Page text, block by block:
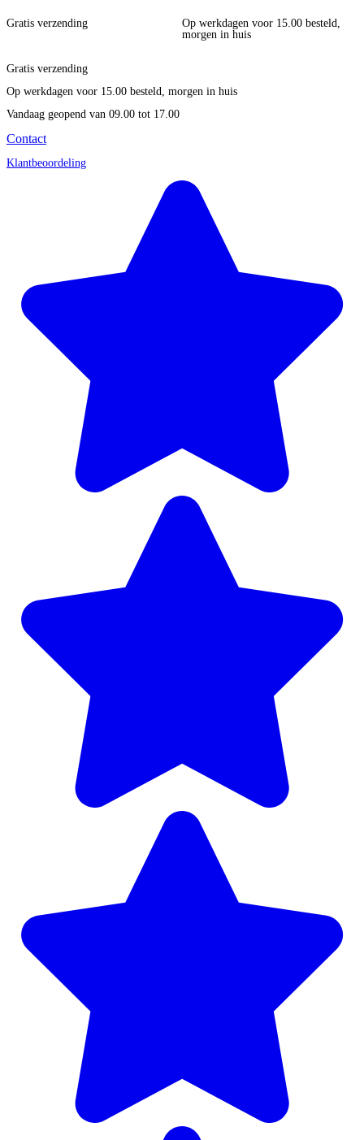
Gratis verzending
Op werkdagen voor 15.00 besteld,
morgen in huis
Gratis verzending
Op werkdagen voor 15.00 besteld, morgen in huis
Vandaag geopend van 09.00 tot 17.00
Contact
Klantbeoordeling